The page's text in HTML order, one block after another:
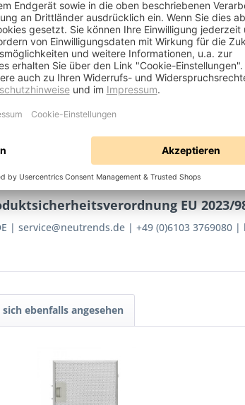
Str.
EU 2023/
service@neutrends.de +49 (0)6103 3769080
ebenfalls angesehen